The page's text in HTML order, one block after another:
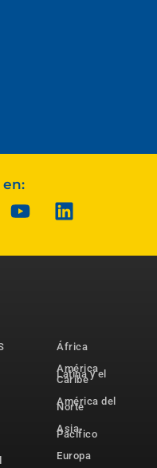
África
América
Latina y el
Caribe
América del
Norte
Asia-
Pacífico
Europa